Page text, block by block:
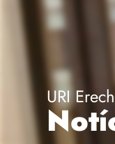
URI